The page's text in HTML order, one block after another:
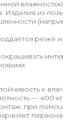
Изделия из
резке
к
— 400
при